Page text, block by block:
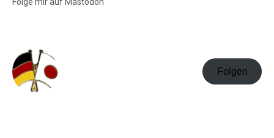
Folge mir auf Mastodon
Folgen